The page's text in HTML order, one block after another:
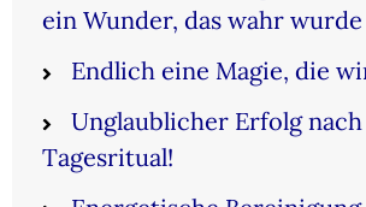
ein Wunder, das wahr wurde
Endlich eine Magie, die
Unglaublicher Erfolg nach
Tagesritual!